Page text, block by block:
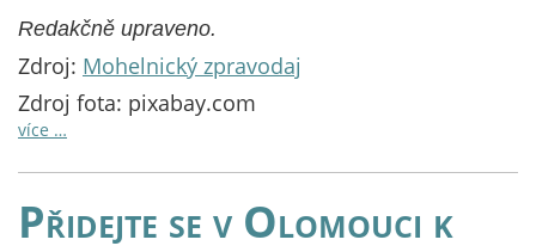
Redakčně upraveno.
Zdroj: Mohelnický zpravodaj
Zdroj fota: pixabay.com
více …
Přidejte se v Olomouci k